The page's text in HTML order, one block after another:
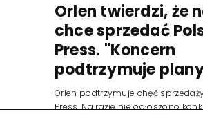
Orlen twierdzi, że
chce sprzedać
Press. "Koncern
podtrzymuje
Orlen podtrzymuje chęć
Press. Na razie nie ogłoszono